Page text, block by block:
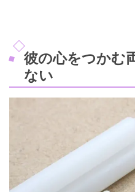
彼の心をつかむ
ない